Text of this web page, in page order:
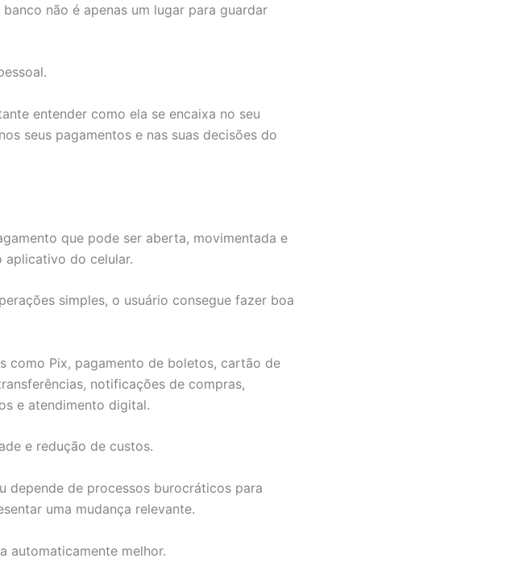
banco não é apenas um lugar para guardar
entender como ela se encaixa no seu
seus pagamentos e nas suas decisões do
que pode ser aberta, movimentada e
aplicativo do celular.
simples, o usuário consegue fazer boa
como Pix, pagamento de boletos, cartão de
notificações de compras,
e atendimento digital.
e redução de custos.
depende de processos burocráticos para
uma mudança relevante.
automaticamente melhor.